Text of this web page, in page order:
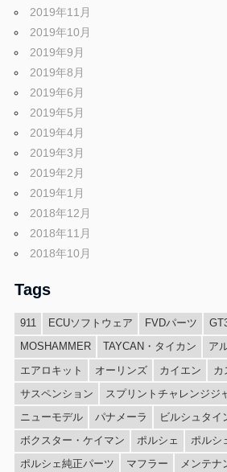
2019年11月
2019年10月
2019年9月
2019年8月
2019年6月
2019年5月
2019年4月
2019年3月
2019年2月
2019年1月
2018年12月
2018年11月
2018年10月
Tags
911 ECUソフトウェア FVDパーツ
MOSHAMMER
TAYCAN・タイカン
ア
エアロキット
オーリンズ カイエン
カ
サスペンション
スプリントチャレンジジ
ニューモデル
パナメーラ ビルシュタイ
ボクスター・ケイマン
ポルシェ
ポルシ
ポルシェ純正パーツ
マフラー メンテナ